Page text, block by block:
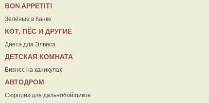
ВON APPETIT!
Зелёные в банке
КОТ, ПЁС И ДРУГИЕ
Диета для Элвиса
ДЕТСКАЯ КОМНАТА
Бизнес на каникулах
АВТОДРОМ
Сюрприз для дальнобойщиков